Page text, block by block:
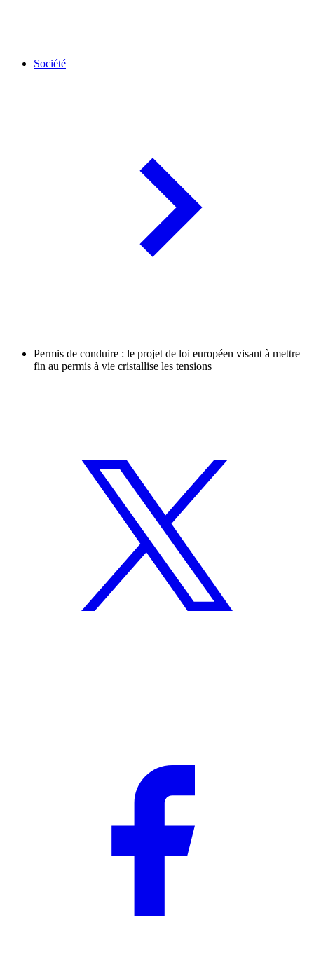
Société
Permis de conduire : le projet de loi européen visant à mettre
fin au permis à vie cristallise les tensions